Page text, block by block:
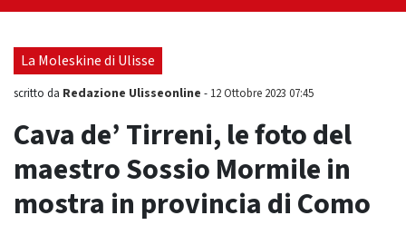
La Moleskine di Ulisse
scritto da Redazione Ulisseonline - 12 Ottobre 2023 07:45
Cava de’ Tirreni, le foto del
maestro Sossio Mormile in
mostra in provincia di Como